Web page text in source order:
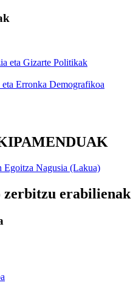
eta Gizarte Politikak
Erronka Demografikoa
Egoitza Nagusia (Lakua)
zerbitzu erabilienak